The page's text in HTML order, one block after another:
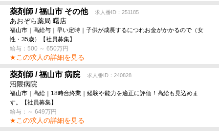
薬剤師 / 福山市 その他 求人番ID：251185
あおぞら薬局 曙店
福山市｜高給与｜早い定時｜子供が成長するにつれお金がかかるので（女
性・35歳）【社員募集】
給与：500 ～ 650万円
★この求人の詳細を見る
薬剤師 / 福山市 病院 求人番ID：240828
沼隈病院
福山市｜高給｜18時台終業｜経験や能力を適正に評価！高給も見込めま
す。【社員募集】
給与：～ 649万円
★この求人の詳細を見る